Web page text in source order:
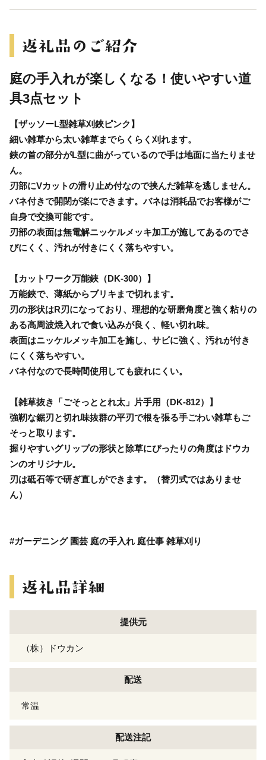
庭の手入れが楽しくなる！使いやすい道
具3点セット
【ザッソーL型雑草刈鋏ピンク】
細い雑草から太い雑草までらくらく刈れます。
鋏の首の部分がL型に曲がっているので手は地面に当たりませ
ん。
刃部にVカットの滑り止め付なので挟んだ雑草を逃しません。
バネ付きで開閉が楽にできます。バネは消耗品でお客様がご
自身で交換可能です。
刃部の表面は無電解ニッケルメッキ加工が施してあるのでさ
びにくく、汚れが付きにくく落ちやすい。
【カットワーク万能鋏（DK-300）】
万能鋏で、薄紙からブリキまで切れます。
刃の形状はR刃になっており、理想的な研磨角度と強く粘りの
ある高周波焼入れで食い込みが良く、軽い切れ味。
表面はニッケルメッキ加工を施し、サビに強く、汚れが付き
にくく落ちやすい。
バネ付なので長時間使用しても疲れにくい。
【雑草抜き「ごそっととれ太」片手用（DK-812）】
強靭な鋸刃と切れ味抜群の平刃で根を張る手ごわい雑草もご
そっと取ります。
握りやすいグリップの形状と除草にぴったりの角度はドウカ
ンのオリジナル。
刃は砥石等で研ぎ直しができます。（替刃式ではありませ
ん）
#ガーデニング 園芸 庭の手入れ 庭仕事 雑草刈り
提供元
（株）ドウカン
配送
常温
配送注記